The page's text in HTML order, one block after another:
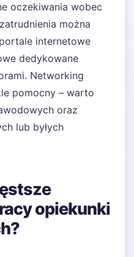
oczekiwania wobec
można
internetowe
dedykowane
Networking
pomocny – warto
oraz
lub byłych
opiekunki